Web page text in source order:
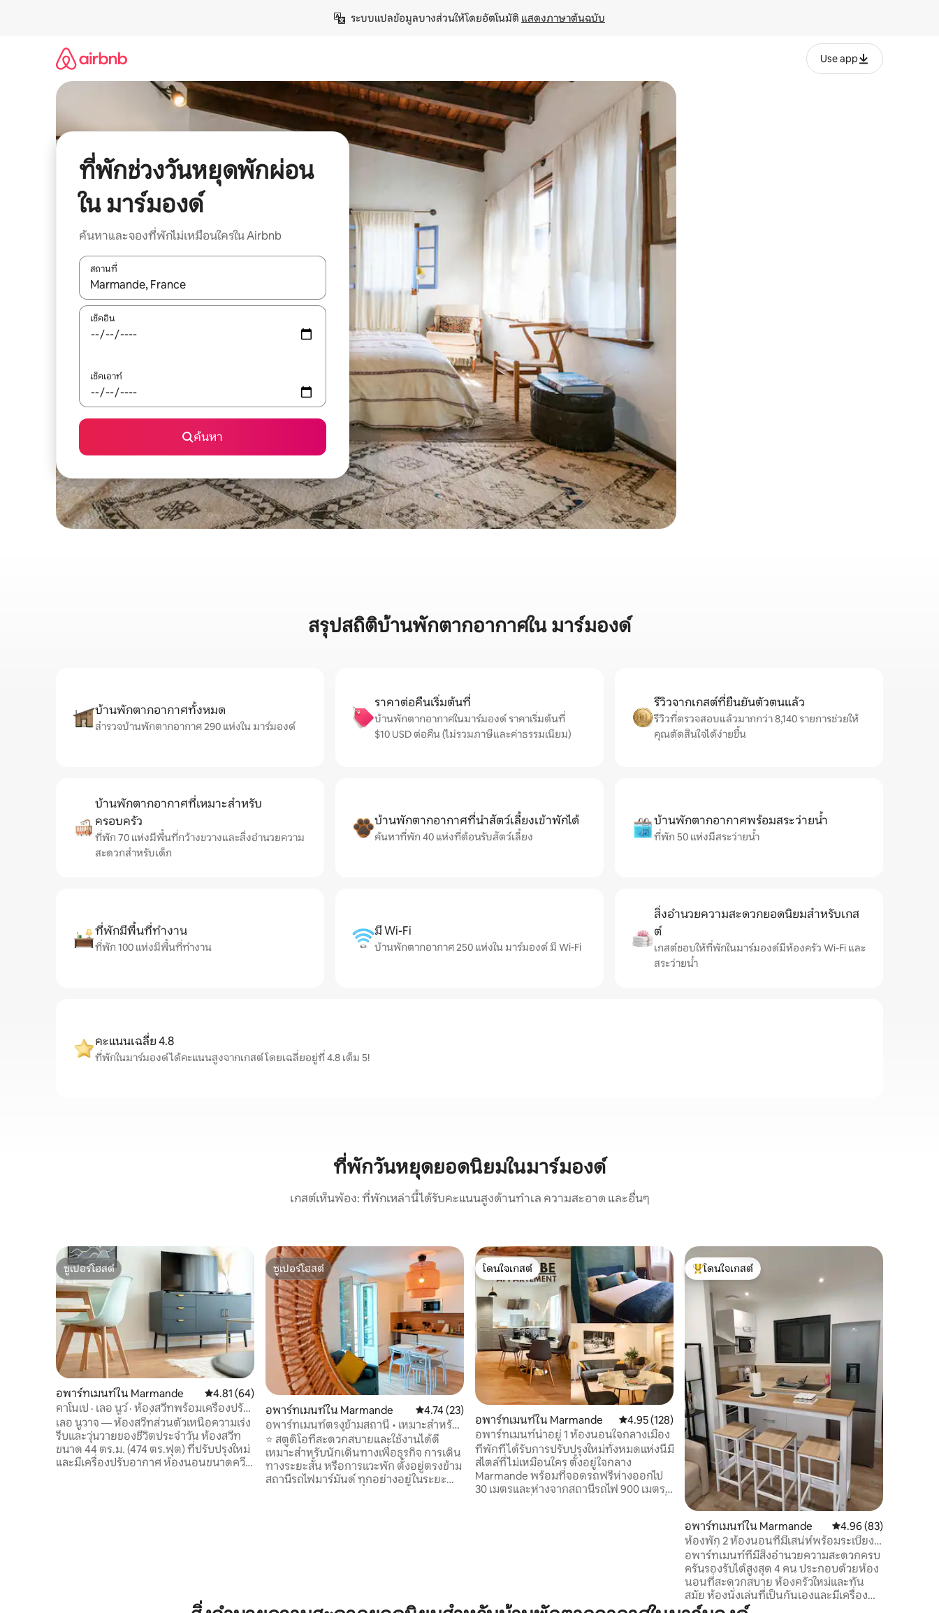
ระบบแปลข้อมูลบางส่วนให้โดยอัตโนมัติ แสดงภาษาต้นฉบับ
Use app
ที่พักช่วงวันหยุดพักผ่อน
ใน มาร์มองด์
ค้นหาและจองที่พักไม่เหมือนใครใน Airbnb
สถานที่
ใช้ลูกศรขึ้นลง หรือใช้การสัมผัสหรือปัด เพื่อสำรวจผลการค้นหา
เช็คอิน
เช็คเอาท์
ค้นหา
สรุปสถิติบ้านพักตากอากาศใน มาร์มองด์
บ้านพักตากอากาศทั้งหมด
สำรวจบ้านพักตากอากาศ 290 แห่งใน มาร์มองด์
ราคาต่อคืนเริ่มต้นที่
บ้านพักตากอากาศในมาร์มองด์ ราคาเริ่มต้นที่
$10 USD ต่อคืน (ไม่รวมภาษีและค่าธรรมเนียม)
รีวิวจากเกสต์ที่ยืนยันตัวตนแล้ว
รีวิวที่ตรวจสอบแล้วมากกว่า 8,140 รายการช่วยให้
คุณตัดสินใจได้ง่ายขึ้น
บ้านพักตากอากาศที่เหมาะสำหรับ
ครอบครัว
ที่พัก 70 แห่งมีพื้นที่กว้างขวางและสิ่งอำนวยความ
สะดวกสำหรับเด็ก
บ้านพักตากอากาศที่นำสัตว์เลี้ยงเข้าพักได้
ค้นหาที่พัก 40 แห่งที่ต้อนรับสัตว์เลี้ยง
บ้านพักตากอากาศพร้อมสระว่ายน้ำ
ที่พัก 50 แห่งมีสระว่ายน้ำ
ที่พักมีพื้นที่ทำงาน
ที่พัก 100 แห่งมีพื้นที่ทำงาน
มี Wi-Fi
บ้านพักตากอากาศ 250 แห่งใน มาร์มองด์ มี Wi-Fi
สิ่งอำนวยความสะดวกยอดนิยมสำหรับเกส
ต์
เกสต์ชอบให้ที่พักในมาร์มองด์มีห้องครัว Wi-Fi และ
สระว่ายน้ำ
คะแนนเฉลี่ย 4.8
ที่พักในมาร์มองด์ได้คะแนนสูงจากเกสต์ โดยเฉลี่ยอยู่ที่ 4.8 เต็ม 5!
ที่พักวันหยุดยอดนิยมในมาร์มองด์
เกสต์เห็นพ้อง: ที่พักเหล่านี้ได้รับคะแนนสูงด้านทำเล ความสะอาด และอื่นๆ
ซูเปอร์โฮสต์
ซูเปอร์โฮสต์
อพาร์ทเมนท์ใน Marmande คะแนนเฉลี่ย 4.81 จาก 5, 64 รีวิว
4.81 (64)
คาโนเป · เลอ นูว์ · ห้องสวีทพร้อมเครื่องปรับ
อากาศ ระเบียง และที่จอดรถ
เลอ นูวาจ — ห้องสวีทส่วนตัวเหนือความเร่ง
รีบและวุ่นวายของชีวิตประจำวัน ห้องสวีท
ขนาด 44 ตร.ม. (474 ตร.ฟุต) ที่ปรับปรุงใหม่
และมีเครื่องปรับอากาศ ห้องนอนขนาดควีน
เท้า สวรรค์แห่งความสง่างามและความสงบ ·
ซูเปอร์โฮสต์
ซูเปอร์โฮสต์
อพาร์ทเมนท์ใน Marmande คะแนนเฉลี่ย 4.74 จาก 5, 23 รีวิว
4.74 (23)
อพาร์ทเมนท์ตรงข้ามสถานี • เหมาะสำหรับ
การเข้าพักระยะสั้นและการเข้าพักสำหรับ
ธุรกิจ
⭐ สตูดิโอที่สะดวกสบายและใช้งานได้ดี
เหมาะสำหรับนักเดินทางเพื่อธุรกิจ การเดิน
ทางระยะสั้น หรือการแวะพัก ตั้งอยู่ตรงข้าม
สถานีรถไฟมาร์มันด์ ทุกอย่างอยู่ในระยะ
โดนใจเกสต์
โดนใจเกสต์
อพาร์ทเมนท์ใน Marmande คะแนนเฉลี่ย 4.95 จาก 5, 128 รีวิว
4.95 (128)
อพาร์ทเมนท์น่าอยู่ 1 ห้องนอนใจกลางเมือง
ที่พักที่ได้รับการปรับปรุงใหม่ทั้งหมดแห่งนี้มี
สไตล์ที่ไม่เหมือนใคร ตั้งอยู่ใจกลาง
Marmande พร้อมที่จอดรถฟรีห่างออกไป
30 เมตรและห่างจากสถานีรถไฟ 900 เมตร
โดนใจเกสต์ที่สุด
โดนใจเกสต์
อพาร์ทเมนท์ใน Marmande คะแนนเฉลี่ย 4.96 จาก
4.96 (83)
ห้องพัก 2 ห้องนอนที่มีเสน่ห์พร้อมระเบียง
และเครื่องปรับอากาศ
อพาร์ทเมนท์ที่มีสิ่งอำนวยความสะดวกครบ
ครันรองรับได้สูงสุด 4 คน ประกอบด้วยห้อง
นอนที่สะดวกสบาย ห้องครัวใหม่และทัน
สมัย ห้องนั่งเล่นที่เป็นกันเองและมีเครื่อง
ปรับอากาศ รวมถึงห้องสุขาแยกต่างหาก